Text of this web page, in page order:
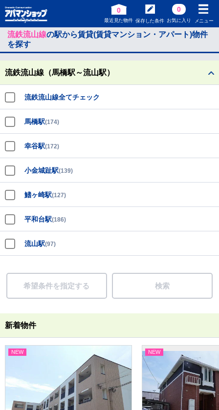
0
最近見た物件 保存した条件
0
お気に入り メニュー
流鉄流山線の駅から賃貸(賃貸マンション・アパート)物件
を探す
流鉄流山線（馬橋駅～流山駅）
流鉄流山線全てチェック
馬橋駅(174)
幸谷駅(172)
小金城趾駅(139)
鰭ヶ崎駅(127)
平和台駅(186)
流山駅(97)
希望条件を指定する 検索
新着物件
NEW NEW